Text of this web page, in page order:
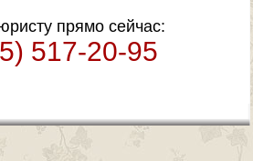
прямо сейчас:
517-20-95